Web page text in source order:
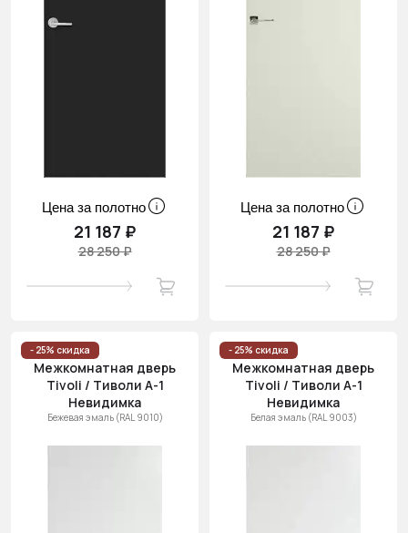
Цена за полотно
21 187 ₽
28 250 ₽
Цена за полотно
21 187 ₽
28 250 ₽
- 25% скидка
Межкомнатная дверь
Tivoli / Тиволи А-1
Невидимка
Бежевая эмаль (RAL 9010)
- 25% скидка
Межкомнатная дверь
Tivoli / Тиволи А-1
Невидимка
Белая эмаль (RAL 9003)